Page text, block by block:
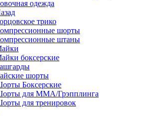
одежда
трико
шорты
штаны
боксерские
шорты
Боксерские
для ММА/Грэпплинга
для тренировок